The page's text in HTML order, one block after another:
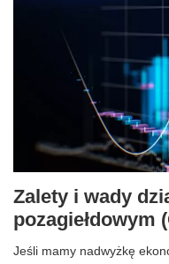
Zalety i wady
pozagiełdowym
Jeśli mamy nadwyżkę